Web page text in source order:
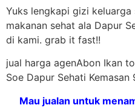
Yuks lengkapi gizi
makanan sehat ala Dapur
di kami. grab it fast!!
jual harga agenAbon Ikan
Soe Dapur Sehati Kemasan
Mau jualan untuk